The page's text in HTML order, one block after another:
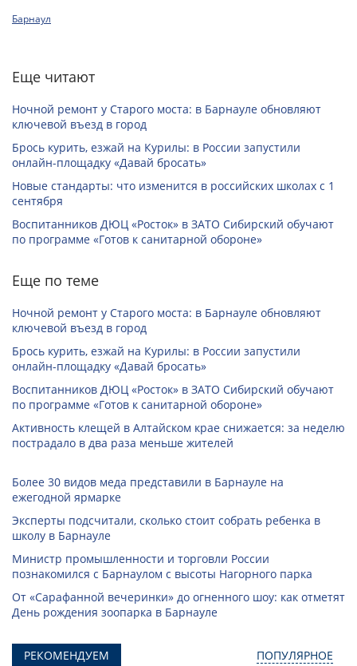
Барнаул
Еще читают
Ночной ремонт у Старого моста: в Барнауле обновляют
ключевой въезд в город
Брось курить, езжай на Курилы: в России запустили
онлайн-­площадку «Давай бросать»
Новые стандарты: что изменится в российских школах с 1
сентября
Воспитанников ДЮЦ «Росток» в ЗАТО Сибирский обучают
по программе «Готов к санитарной обороне»
Еще по теме
Ночной ремонт у Старого моста: в Барнауле обновляют
ключевой въезд в город
Брось курить, езжай на Курилы: в России запустили
онлайн-­площадку «Давай бросать»
Воспитанников ДЮЦ «Росток» в ЗАТО Сибирский обучают
по программе «Готов к санитарной обороне»
Активность клещей в Алтайском крае снижается: за неделю
пострадало в два раза меньше жителей
Более 30 видов меда представили в Барнауле на
ежегодной ярмарке
Эксперты подсчитали, сколько стоит собрать ребенка в
школу в Барнауле
Министр промышленности и торговли России
познакомился с Барнаулом с высоты Нагорного парка
От «Сарафанной вечеринки» до огненного шоу: как отметят
День рождения зоопарка в Барнауле
РЕКОМЕНДУЕМ ПОПУЛЯРНОЕ